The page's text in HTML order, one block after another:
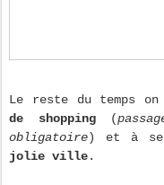
Le reste du temps
de shopping(
obligatoire) et à se
jolie ville.